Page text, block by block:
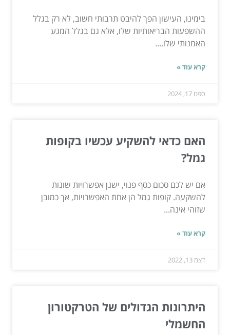
בימינו, העישון הפך להיבט תרבותי חשוב, לא רק בגלל
ההשפעות הבריאותיות שלו, אלא גם בגלל המגע
האמנותי שלו....
קרא עוד »
ספט 17, 2024
האם כדאי להשקיע עכשיו בקופות
גמל?
אם יש לכם סכום כסף פנוי, ישנן אפשרויות שונות
להשקעה. קופות גמל הן אחת האפשרויות, אך כמובן
שזוהי אינה...
קרא עוד »
דצמ 13, 2022
היתרונות הגדולים של הטרקטורון
החשמלי